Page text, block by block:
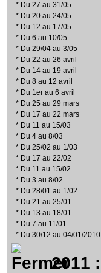
* Du 27 au 31/05
* Du 20 au 24/05
* Du 12 au 17/05
* Du 6 au 10/05
* Du 29/04 au 3/05
* Du 22 au 26 avril
* Du 14 au 19 avril
* Du 8 au 12 avril
* Du 1er au 6 avril
* Du 25 au 29 mars
* Du 17 au 22 mars
* Du 11 au 15/03
* Du 4 au 8/03
* Du 25/02 au 1/03
* Du 17 au 22/02
* Du 11 au 15/02
* Du 3 au 8/02
* Du 28/01 au 1/02
* Du 21 au 25/01
* Du 13 au 18/01
* Du 7 au 11/01
* Du 30/12 au 04/01/2010
2011 :